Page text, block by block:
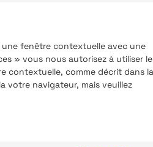
fenêtre contextuelle avec une
» vous nous autorisez à utiliser
contextuelle, comme décrit dans la
votre navigateur, mais veuillez